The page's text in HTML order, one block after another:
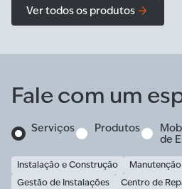
Ver todos os produtos
Fale com um
Serviços Produtos
de
Instalação e Construção Manutenção
Gestão de Instalações
Centro de